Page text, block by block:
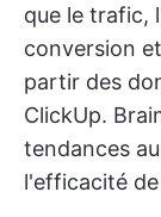
que le trafic,
conversion
partir des
ClickUp.
tendances
l'efficacité